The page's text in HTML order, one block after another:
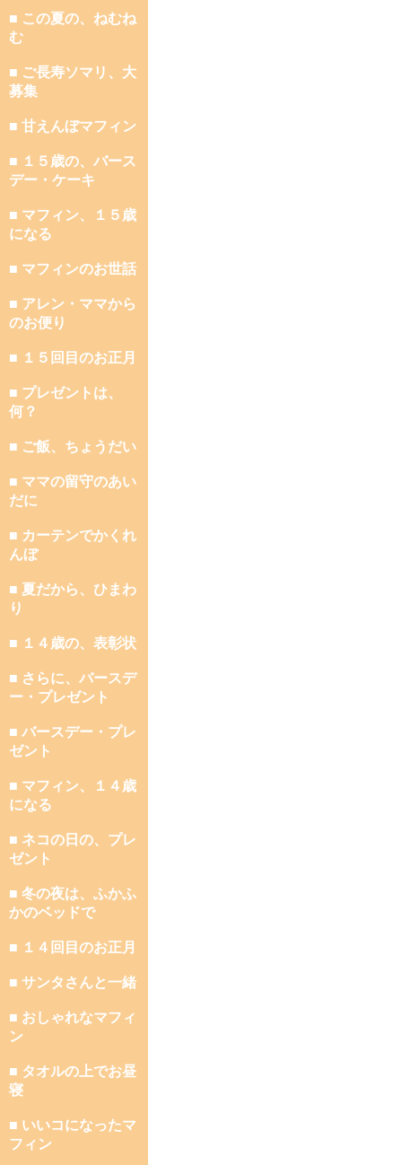
■ この夏の、ねむね
む
■ ご長寿ソマリ、大
募集
■ 甘えんぼマフィン
■ １５歳の、バース
デー・ケーキ
■ マフィン、１５歳
になる
■ マフィンのお世話
■ アレン・ママから
のお便り
■ １５回目のお正月
■ プレゼントは、
何？
■ ご飯、ちょうだい
■ ママの留守のあい
だに
■ カーテンでかくれ
んぼ
■ 夏だから、ひまわ
り
■ １４歳の、表彰状
■ さらに、バースデ
ー・プレゼント
■ バースデー・プレ
ゼント
■ マフィン、１４歳
になる
■ ネコの日の、プレ
ゼント
■ 冬の夜は、ふかふ
かのベッドで
■ １４回目のお正月
■ サンタさんと一緒
■ おしゃれなマフィ
ン
■ タオルの上でお昼
寝
■ いいコになったマ
フィン